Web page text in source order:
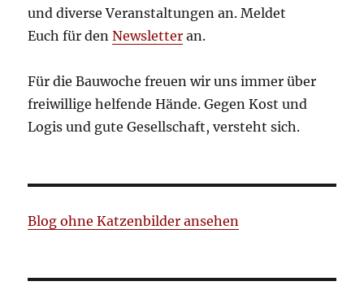
und diverse Veranstaltungen an. Meldet
Euch für denNewsletter an.
Für die Bauwoche freuen wir uns immer über
freiwillige helfende Hände. Gegen Kost und
Logis und gute Gesellschaft, versteht sich.
Blog ohne Katzenbilder ansehen